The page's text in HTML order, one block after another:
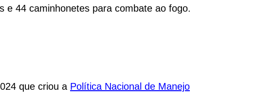
e 44 caminhonetes para combate ao fogo.
que criou a Política Nacional de Manejo